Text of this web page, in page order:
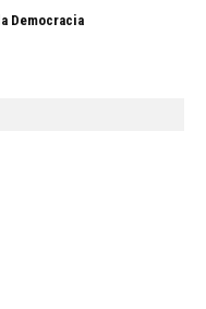
Democracia